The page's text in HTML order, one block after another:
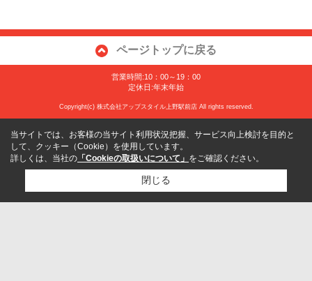
ページトップに戻る
営業時間:10：00～19：00
定休日:年末年始
Copyright(c) 株式会社アップスタイル上野駅前店 All rights reserved.
当サイトでは、お客様の当サイト利用状況把握、サービス向上検討を目的と
して、クッキー（Cookie）を使用しています。
詳しくは、当社の 「Cookieの取扱いについて」 をご確認ください。
閉じる